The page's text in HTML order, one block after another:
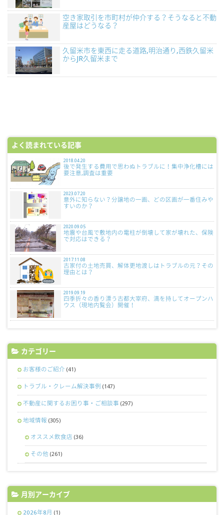
空き家取引を市町村が仲介する？そうなると不動
産屋はどうなる？
久留米市を東西に走る道路,明治通り,西鉄久留米
からJR久留米まで
よく読まれている記事
2018.04.20
後で発生する費用で思わぬトラブルに！集中浄化槽には
要注意,調査は重要
2023.07.20
意外に知らない？分譲地の一画、どの区画が一番住みや
すいのか？
2020.09.05
地震や台風で敷地内の電柱が倒壊して家が壊れた、保険
で対応はできる？
2017.11.08
古家付の土地売買、解体更地渡しはトラブルの元？その
理由とは？
2019.09.19
四季折々の香り漂う古都大宰府、満を持してオープンハ
ウス（現地内覧会）開催！
カテゴリー
お客様のご紹介 (41)
トラブル・クレーム解決事例 (147)
不動産に関するお困り事・ご相談事 (297)
地域情報 (305)
オススメ飲食店 (36)
その他 (261)
月別アーカイブ
2026年8月 (1)